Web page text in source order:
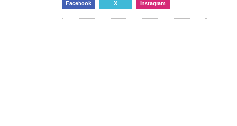
Facebook X Instagram